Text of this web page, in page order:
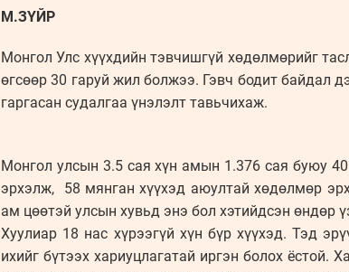
М.ЗҮЙР
Монгол Улс хүүхдийн тэвчишгүй хөдөлмөрийг
өгсөөр 30 гаруй жил болжээ. Гэвч бодит байдал
гаргасан судалгаа үнэлэлт тавьчихаж.
Монгол улсын 3.5 сая хүн амын 1.376 сая буюу
эрхэлж, 58 мянган хүүхэд аюултай хөдөлмөр
ам цөөтэй улсын хувьд энэ бол хэтийдсэн өндөр
Хуулиар 18 нас хүрээгүй хүн бүр хүүхэд. Тэд
ихийг бүтээх хариуцлагатай иргэн болох ёстой.